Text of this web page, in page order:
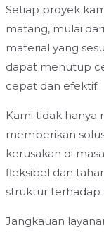
Setiap proyek
matang, mulai
material yang
dapat menutup
cepat dan efektif.
Kami tidak hanya
memberikan
kerusakan di
fleksibel dan
struktur terhadap
Jangkauan